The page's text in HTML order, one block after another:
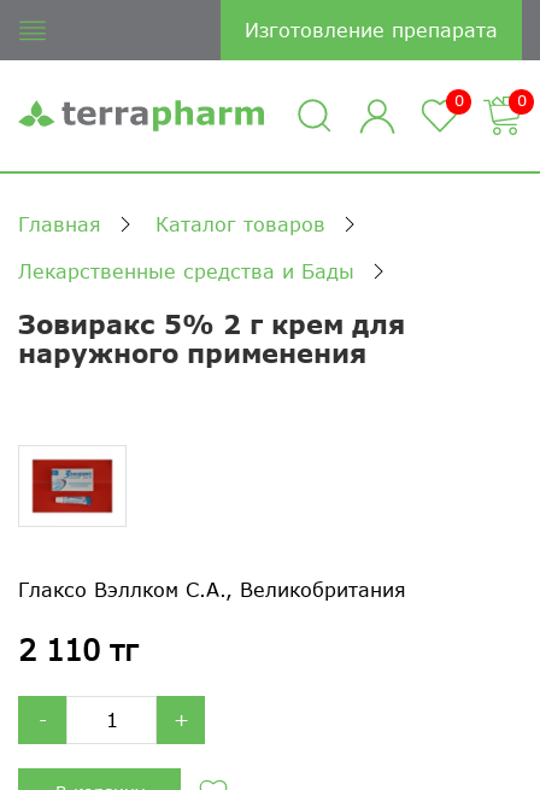
Изготовление препарата
0 0
Главная Каталог товаров
Лекарственные средства и Бады
Зовиракс 5% 2 г крем для
наружного применения
Глаксо Вэллком С.А., Великобритания
2 110 тг
- +